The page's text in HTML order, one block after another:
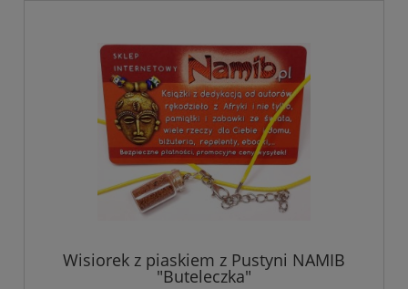
Wisiorek z piaskiem z Pustyni NAMIB
"Buteleczka"